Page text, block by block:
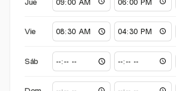
Jue
Vie
Sáb